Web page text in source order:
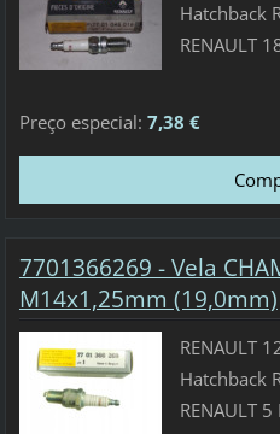
Hatchback
RENAULT
Preço especial: 7,38 €
7701366269 - Vela
M14x1,25mm (19,0mm)
RENAULT
Hatchback
RENAULT